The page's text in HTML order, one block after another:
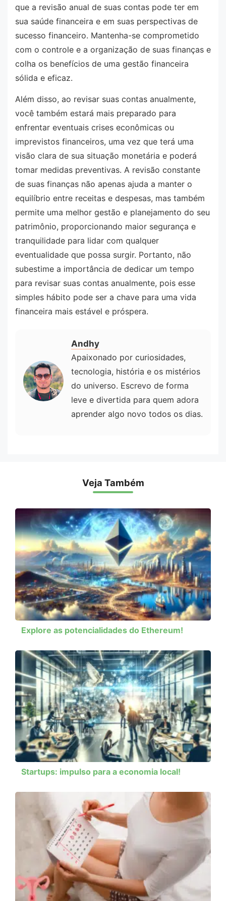
que a revisão anual de suas contas pode ter em
sua saúde financeira e em suas perspectivas de
sucesso financeiro. Mantenha-se comprometido
com o controle e a organização de suas finanças e
colha os benefícios de uma gestão financeira
sólida e eficaz.
Além disso, ao revisar suas contas anualmente,
você também estará mais preparado para
enfrentar eventuais crises econômicas ou
imprevistos financeiros, uma vez que terá uma
visão clara de sua situação monetária e poderá
tomar medidas preventivas. A revisão constante
de suas finanças não apenas ajuda a manter o
equilíbrio entre receitas e despesas, mas também
permite uma melhor gestão e planejamento do seu
patrimônio, proporcionando maior segurança e
tranquilidade para lidar com qualquer
eventualidade que possa surgir. Portanto, não
subestime a importância de dedicar um tempo
para revisar suas contas anualmente, pois esse
simples hábito pode ser a chave para uma vida
financeira mais estável e próspera.
Andhy
Apaixonado por curiosidades,
tecnologia, história e os mistérios
do universo. Escrevo de forma
leve e divertida para quem adora
aprender algo novo todos os dias.
Veja Também
Explore as potencialidades do Ethereum!
Startups: impulso para a economia local!